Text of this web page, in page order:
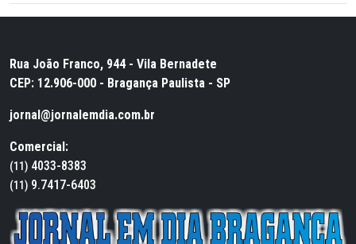
Rua João Franco, 944 - Vila Bernadete
CEP: 12.906-000 - Bragança Paulista - SP
jornal@jornalemdia.com.br
Comercial:
(11) 4033-8383
(11) 9.7417-6403